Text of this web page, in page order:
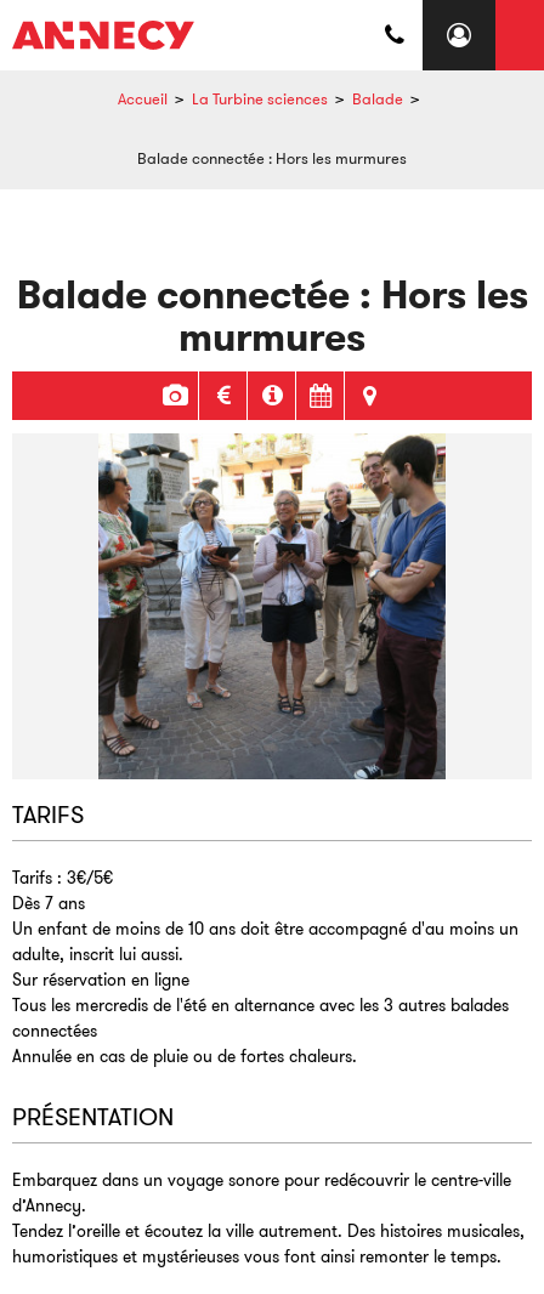
Accueil > La Turbine sciences > Balade >
Balade connectée : Hors les murmures
Balade connectée : Hors les
murmures
TARIFS
Tarifs : 3€/5€
Dès 7 ans
Un enfant de moins de 10 ans doit être accompagné d'au moins un
adulte, inscrit lui aussi.
Sur réservation en ligne
Tous les mercredis de l'été en alternance avec les 3 autres balades
connectées
Annulée en cas de pluie ou de fortes chaleurs.
PRÉSENTATION
Embarquez dans un voyage sonore pour redécouvrir le centre-ville
d’Annecy.
Tendez l’oreille et écoutez la ville autrement. Des histoires musicales,
humoristiques et mystérieuses vous font ainsi remonter le temps.